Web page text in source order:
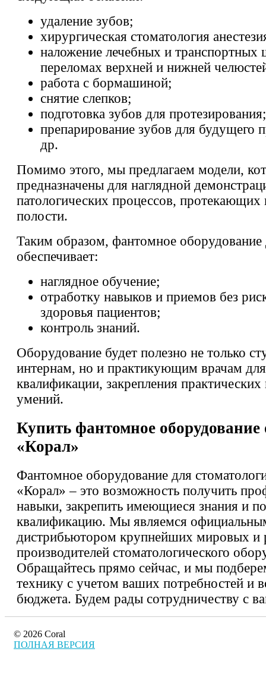
удаление зубов;
хирургическая стоматология
наложение лечебных и транспортных
переломах верхней и нижней
работа с бормашиной;
снятие слепков;
подготовка зубов для протезирования;
препарирование зубов для будущего
др.
Помимо этого, мы предлагаем модели,
предназначены для наглядной
патологических процессов, протекающих
полости.
Таким образом, фантомное оборудование
обеспечивает:
наглядное обучение;
отработку навыков и приемов без
здоровья пациентов;
контроль знаний.
Оборудование будет полезно не только
интернам, но и практикующим врачам
квалификации, закрепления
умений.
Купить фантомное
«Корал»
Фантомное оборудование для
«Корал» – это возможность получить
навыки, закрепить имеющиеся знания и
квалификацию. Мы являемся
дистрибьютором крупнейших мировых и
производителей стоматологического
Обращайтесь прямо сейчас, и мы
технику с учетом ваших потребностей и
бюджета. Будем рады сотрудничеству с
© 2026 Coral
ПОЛНАЯ ВЕРСИЯ